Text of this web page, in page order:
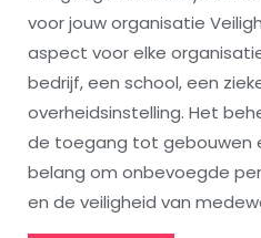
voor jouw organisatie
aspect voor elke
bedrijf, een school, een
overheidsinstelling. Het
de toegang tot gebouwen
belang om onbevoegde
en de veiligheid van